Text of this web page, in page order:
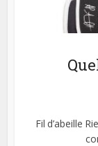
Fil d’abeille